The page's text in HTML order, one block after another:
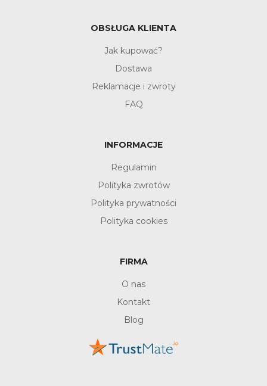
OBSŁUGA KLIENTA
Jak kupować?
Dostawa
Reklamacje i zwroty
FAQ
INFORMACJE
Regulamin
Polityka zwrotów
Polityka prywatności
Polityka cookies
FIRMA
O nas
Kontakt
Blog